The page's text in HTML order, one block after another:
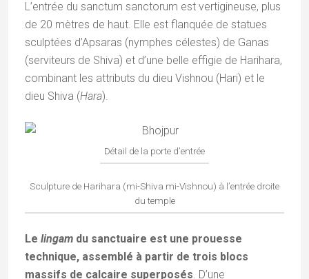
L’entrée du sanctum sanctorum est vertigineuse, plus
de 20 mètres de haut. Elle est flanquée de statues
sculptées d’Apsaras (nymphes célestes) de Ganas
(serviteurs de Shiva) et d’une belle effigie de Harihara,
combinant les attributs du dieu Vishnou (Hari) et le
dieu Shiva (Hara).
Détail de la porte d’entrée
Sculpture de Harihara (mi-Shiva mi-Vishnou) à l’entrée droite
du temple
Le lingam du sanctuaire est une prouesse
technique, assemblé à partir de trois blocs
massifs de calcaire superposés. D’une